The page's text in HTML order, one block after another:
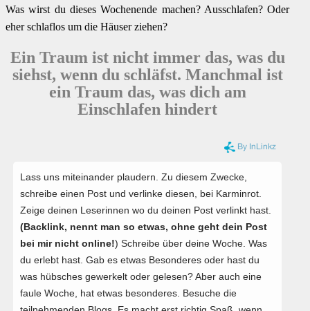
Was wirst du dieses Wochenende machen? Ausschlafen? Oder
eher schlaflos um die Häuser ziehen?
Ein Traum ist nicht immer das, was du
siehst, wenn du schläfst. Manchmal ist
ein Traum das, was dich am
Einschlafen hindert